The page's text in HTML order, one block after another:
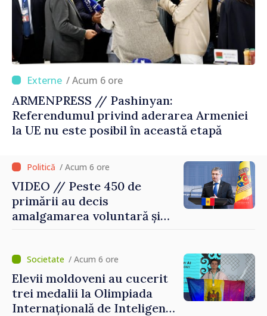
/ Acum 6 ore
ARMENPRESS // Pashinyan:
Referendumul privind aderarea Armeniei
la UE nu este posibil în această etapă
/ Acum 6 ore
VIDEO // Peste 450 de
primării au decis
amalgamarea voluntară și
Grosu: „Este important să
depășim blocajele și să dăm o
șansă localităților să se
dezvolte”
/ Acum 6 ore
Elevii moldoveni au cucerit
trei medalii la Olimpiada
Internațională de Inteligență